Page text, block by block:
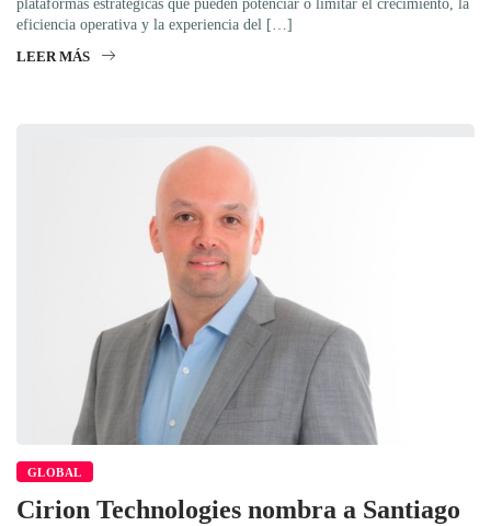
plataformas estratégicas que pueden potenciar o limitar el crecimiento, la
eficiencia operativa y la experiencia del […]
LEER MÁS
GLOBAL
Cirion Technologies nombra a Santiago